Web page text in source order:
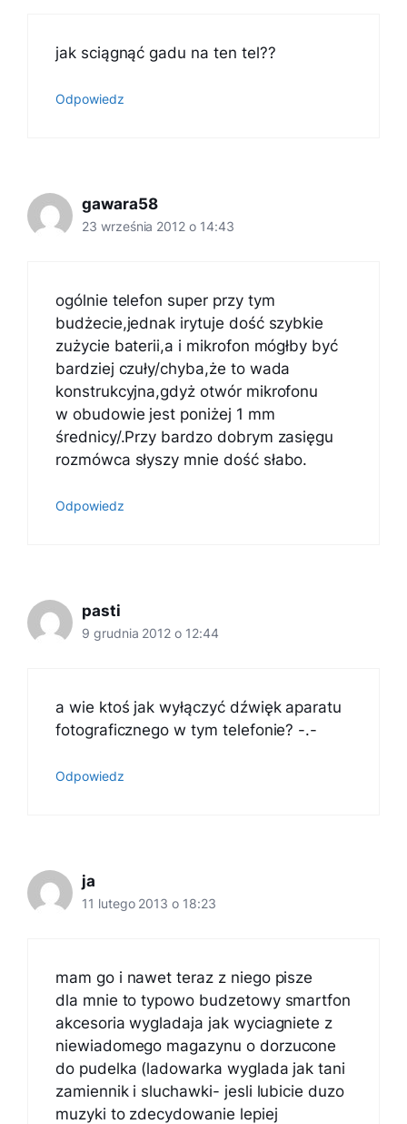
jak sciągnąć gadu na ten tel??
Odpowiedz
gawara58
23 września 2012 o 14:43
ogólnie telefon super przy tym
budżecie,jednak irytuje dość szybkie
zużycie baterii,a i mikrofon mógłby być
bardziej czuły/chyba,że to wada
konstrukcyjna,gdyż otwór mikrofonu
w obudowie jest poniżej 1 mm
średnicy/.Przy bardzo dobrym zasięgu
rozmówca słyszy mnie dość słabo.
Odpowiedz
pasti
9 grudnia 2012 o 12:44
a wie ktoś jak wyłączyć dźwięk aparatu
fotograficznego w tym telefonie? -.-
Odpowiedz
ja
11 lutego 2013 o 18:23
mam go i nawet teraz z niego pisze
dla mnie to typowo budzetowy smartfon
akcesoria wygladaja jak wyciagniete z
niewiadomego magazynu o dorzucone
do pudelka (ladowarka wyglada jak tani
zamiennik i sluchawki- jesli lubicie duzo
muzyki to zdecydowanie lepiej